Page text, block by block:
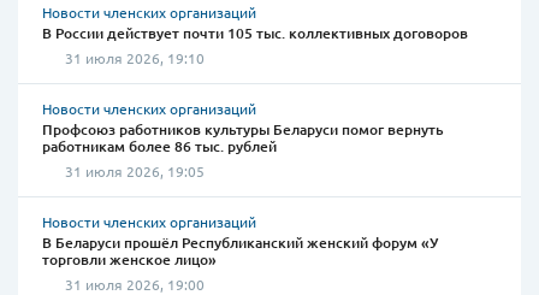
Новости членских организаций
В России действует почти 105 тыс. коллективных договоров
31 июля 2026, 19:10
Новости членских организаций
Профсоюз работников культуры Беларуси помог вернуть
работникам более 86 тыс. рублей
31 июля 2026, 19:05
Новости членских организаций
В Беларуси прошёл Республиканский женский форум «У
торговли женское лицо»
31 июля 2026, 19:00